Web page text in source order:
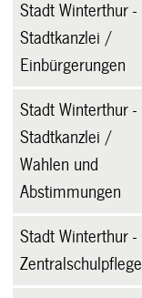
Stadt Winterthur -
Stadtkanzlei /
Einbürgerungen
Stadt Winterthur -
Stadtkanzlei /
Wahlen und
Abstimmungen
Stadt Winterthur -
Zentralschulpflege